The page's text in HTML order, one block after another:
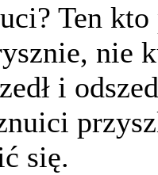
Ten kto
nie
i
się.